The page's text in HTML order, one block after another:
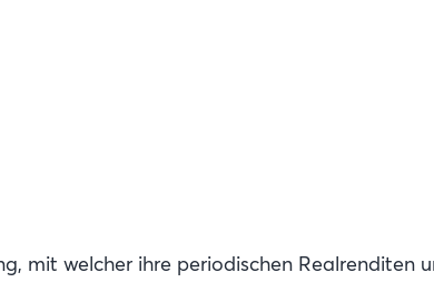
mit welcher ihre periodischen Realrenditen